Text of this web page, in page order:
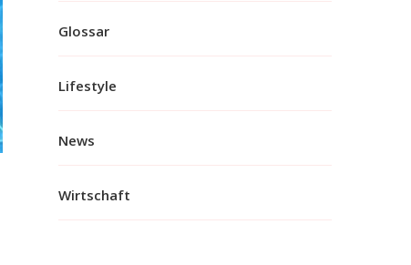
Glossar
Lifestyle
News
Wirtschaft